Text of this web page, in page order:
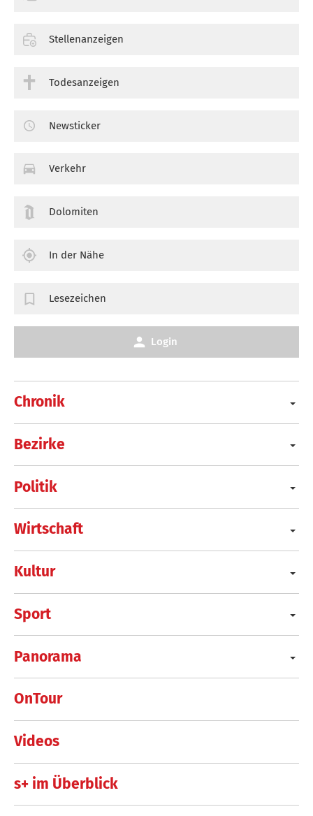
Chronik
Bezirke
Politik
Wirtschaft
Kultur
Sport
Panorama
OnTour
Videos
s+ im Überblick
Stellenanzeigen
Todesanzeigen
Newsticker
Verkehr
Dolomiten
In der Nähe
Lesezeichen
Login